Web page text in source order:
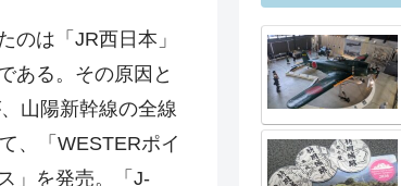
のは「JR西日本」
ある。その原因と
山陽新幹線の全線
、「WESTERポイ
」を発売。「J-